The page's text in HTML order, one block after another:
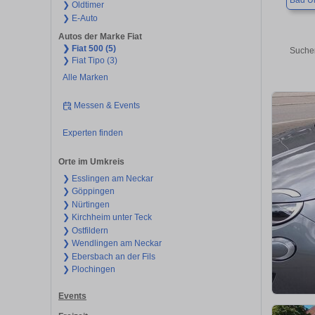
❯ Oldtimer
❯ E-Auto
Autos der Marke Fiat
❯ Fiat 500 (5)
❯ Fiat Tipo (3)
Alle Marken
Messen & Events
Experten finden
Orte im Umkreis
❯ Esslingen am Neckar
❯ Göppingen
❯ Nürtingen
❯ Kirchheim unter Teck
❯ Ostfildern
❯ Wendlingen am Neckar
❯ Ebersbach an der Fils
❯ Plochingen
Events